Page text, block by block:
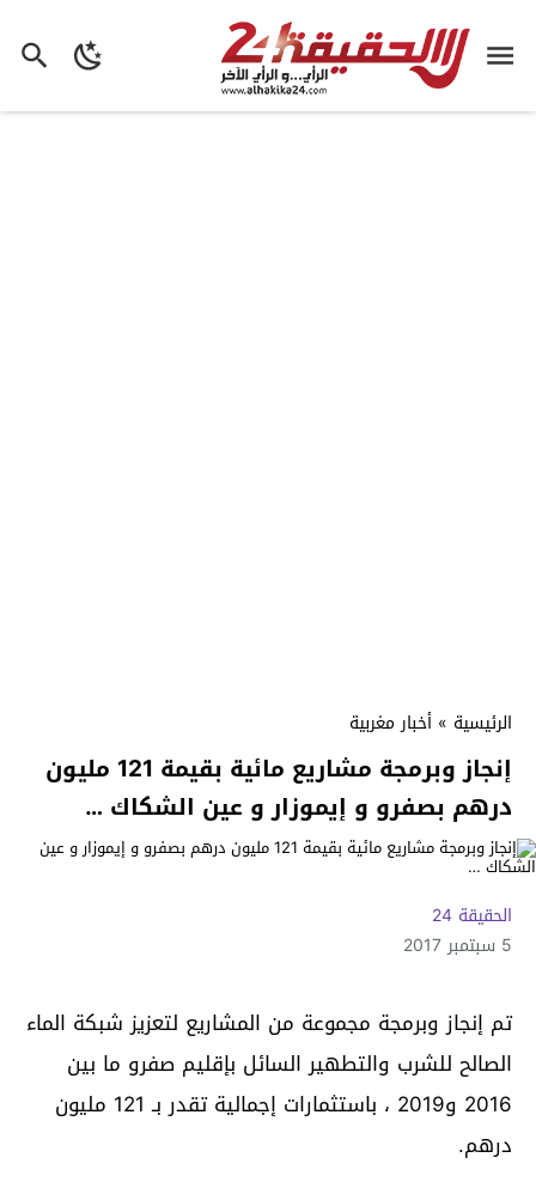
الرئيسية » أخبار مغربية
إنجاز وبرمجة مشاريع مائية بقيمة 121 مليون
درهم بصفرو و إيموزار و عين الشكاك …
الحقيقة 24
5 سبتمبر 2017
تم إنجاز وبرمجة مجموعة من المشاريع لتعزيز شبكة الماء
الصالح للشرب والتطهير السائل بإقليم صفرو ما بين
2016 و2019 ، باستثمارات إجمالية تقدر بـ 121 مليون
درهم.